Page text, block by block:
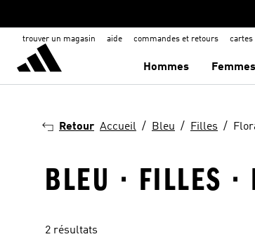
trouver un magasin aide commandes et retours cartes
Hommes Femmes
Retour Accueil Bleu Filles
BLEU · FILLES ·
2 résultats